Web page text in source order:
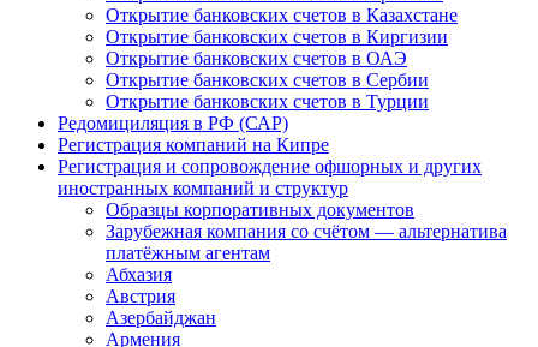
Открытие банковских счетов в Казахстане
Открытие банковских счетов в Киргизии
Открытие банковских счетов в ОАЭ
Открытие банковских счетов в Сербии
Открытие банковских счетов в Турции
Редомициляция в РФ (САР)
Регистрация компаний на Кипре
Регистрация и сопровождение офшорных и других
иностранных компаний и структур
Образцы корпоративных документов
Зарубежная компания со счётом — альтернатива
платёжным агентам
Абхазия
Австрия
Азербайджан
Армения